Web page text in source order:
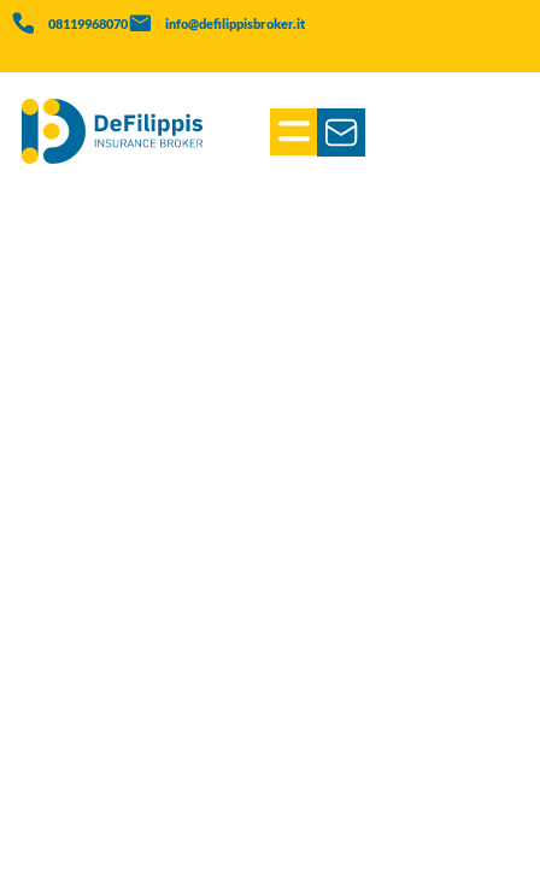
08119968070 info@defilippisbroker.it